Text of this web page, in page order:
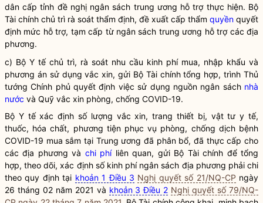
dân cấp tỉnh đề nghị ngân sách trung ương hỗ trợ thực hiện. Bộ
Tài chính chủ trì rà soát thẩm định, đề xuất cấp thẩm quyền quyết
định mức hỗ trợ, tạm cấp từ ngân sách trung ương hỗ trợ các địa
phương.
c) Bộ Y tế chủ trì, rà soát nhu cầu kinh phí mua, nhập khẩu và
phương án sử dụng vắc xin, gửi Bộ Tài chính tổng hợp, trình Thủ
tướng Chính phủ quyết định việc sử dụng nguồn ngân sách nhà
nước và Quỹ vắc xin phòng, chống COVID-19.
Bộ Y tế xác định số lượng vắc xin, trang thiết bị, vật tư y tế,
thuốc, hóa chất, phương tiện phục vụ phòng, chống dịch bệnh
COVID-19 mua sắm tại Trung ương đã phân bổ, đã thực cấp cho
các địa phương và chi phíliên quan, gửi Bộ Tài chính để tổng
hợp, theo dõi, xác định số kinh phí ngân sách địa phương phải chi
theo quy định tại khoản 1 Điều 3 Nghị quyết số 21/NQ-CP ngày
26 tháng 02 năm 2021 và khoản 3 Điều 2 Nghị quyết số 79/NQ-